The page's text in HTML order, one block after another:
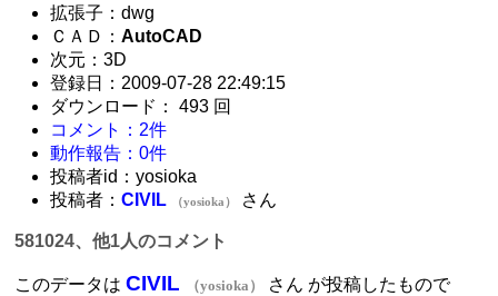
拡張子：dwg
ＣＡＤ：AutoCAD
次元：3D
登録日：2009-07-28 22:49:15
ダウンロード： 493 回
コメント：2件
動作報告：0件
投稿者id：yosioka
投稿者：CIVIL （yosioka） さん
581024、他1人のコメント
このデータはCIVIL （yosioka）
さん が投稿したもので